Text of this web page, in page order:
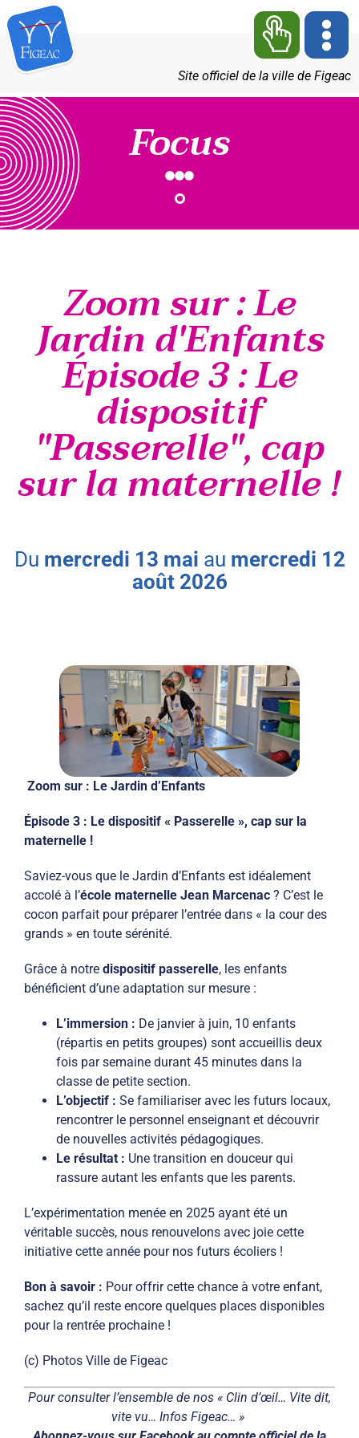
Site officiel de la ville de Figeac
Focus
Zoom sur : Le
Jardin d'Enfants
Épisode 3 : Le
dispositif
"Passerelle", cap
sur la maternelle !
du mercredi 13 mai au mercredi 12
août 2026
Zoom sur : Le Jardin d’Enfants
Épisode 3 : Le dispositif « Passerelle », cap sur la
maternelle !
Saviez-vous que le Jardin d’Enfants est idéalement
accolé à l’école maternelle Jean Marcenac ? C’est le
cocon parfait pour préparer l’entrée dans « la cour des
grands » en toute sérénité.
Grâce à notre dispositif passerelle, les enfants
bénéficient d’une adaptation sur mesure :
L’immersion : De janvier à juin, 10 enfants
(répartis en petits groupes) sont accueillis deux
fois par semaine durant 45 minutes dans la
classe de petite section.
L’objectif : Se familiariser avec les futurs locaux,
rencontrer le personnel enseignant et découvrir
de nouvelles activités pédagogiques.
Le résultat : Une transition en douceur qui
rassure autant les enfants que les parents.
L’expérimentation menée en 2025 ayant été un
véritable succès, nous renouvelons avec joie cette
initiative cette année pour nos futurs écoliers !
Bon à savoir : Pour offrir cette chance à votre enfant,
sachez qu’il reste encore quelques places disponibles
pour la rentrée prochaine !
(c) Photos Ville de Figeac
Pour consulter l’ensemble de nos « Clin d’œil… Vite dit,
vite vu… Infos Figeac… »